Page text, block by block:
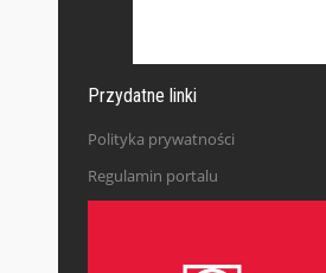
Przydatne linki
Polityka prywatności
Regulamin portalu